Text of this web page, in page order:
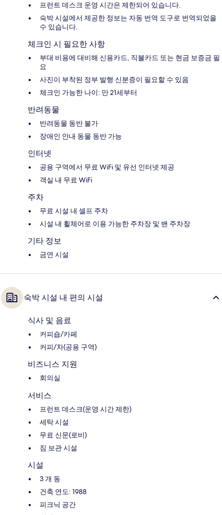
프런트 데스크 운영 시간은 제한되어 있습니다.
숙박 시설에서 제공한 정보는 자동 번역 도구로 번역되었을
수 있습니다.
체크인 시 필요한 사항
부대 비용에 대비해 신용카드, 직불카드 또는 현금 보증금 필
요
사진이 부착된 정부 발행 신분증이 필요할 수 있음
체크인 가능한 나이: 만 21세부터
반려동물
반려동물 동반 불가
장애인 안내 동물 동반 가능
인터넷
공용 구역에서 무료 WiFi 및 유선 인터넷 제공
객실 내 무료 WiFi
주차
무료 시설 내 셀프 주차
시설 내 휠체어로 이용 가능한 주차장 및 밴 주차장
기타 정보
금연 시설
숙박 시설 내 편의 시설
식사 및 음료
커피숍/카페
커피/차(공용 구역)
비즈니스 지원
회의실
서비스
프런트 데스크(운영 시간 제한)
세탁 시설
무료 신문(로비)
짐 보관 시설
시설
3 개 동
건축 연도: 1988
피크닉 공간